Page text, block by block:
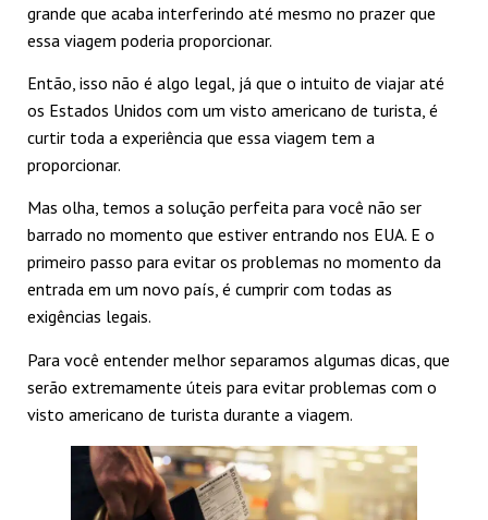
grande que acaba interferindo até mesmo no prazer que
essa viagem poderia proporcionar.
Então, isso não é algo legal, já que o intuito de viajar até
os Estados Unidos com um visto americano de turista, é
curtir toda a experiência que essa viagem tem a
proporcionar.
Mas olha, temos a solução perfeita para você não ser
barrado no momento que estiver entrando nos EUA. E o
primeiro passo para evitar os problemas no momento da
entrada em um novo país, é cumprir com todas as
exigências legais.
Para você entender melhor separamos algumas dicas, que
serão extremamente úteis para evitar problemas com o
visto americano de turista durante a viagem.